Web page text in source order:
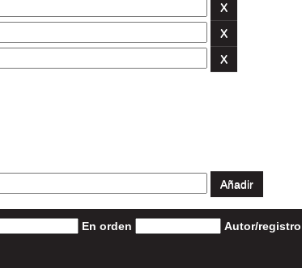
En orden Autor/registro